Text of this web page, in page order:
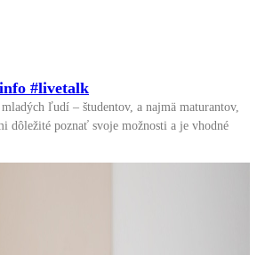
#livetalk
ľudí – študentov, a najmä maturantov,
dôležité poznať svoje možnosti a je vhodné